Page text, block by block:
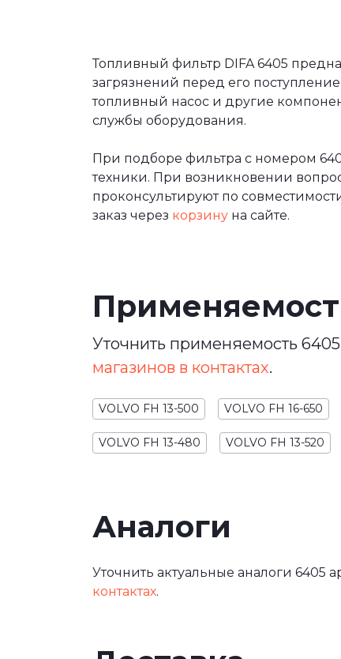
Топливный фильтр DIFA 6405
загрязнений перед его
топливный насос и другие
службы оборудования.
При подборе фильтра с номером
техники. При возникновении
проконсультируют по
заказ через корзину на сайте.
Уточнить применяемость
магазинов в контактах.
VOLVO FH 13-500 VOLVO FH 16-650
VOLVO FH 13-480 VOLVO FH 13-520
Аналоги
Уточнить актуальные аналоги 6405
контактах.